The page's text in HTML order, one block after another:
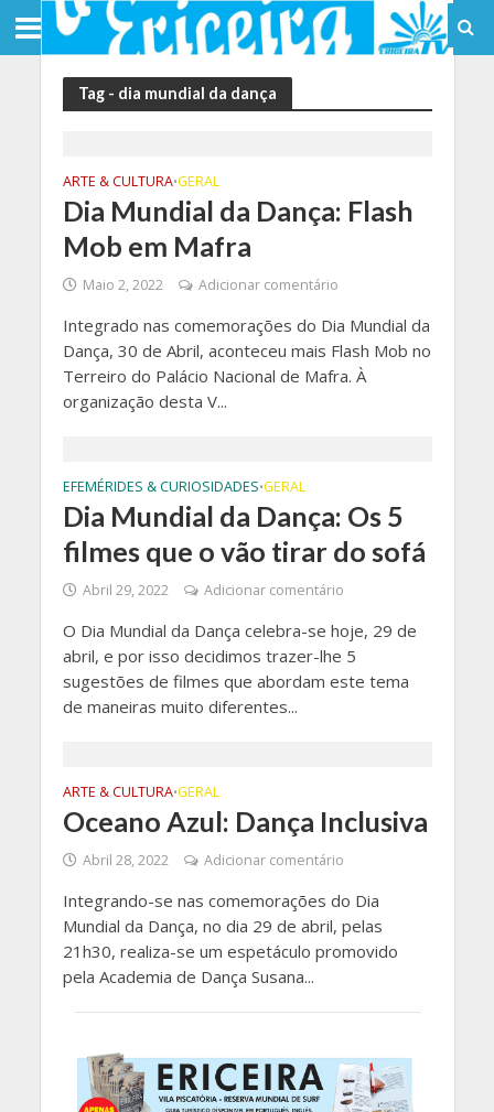
Tag - dia mundial da dança
ARTE & CULTURA•GERAL
Dia Mundial da Dança: Flash
Mob em Mafra
Maio 2, 2022 Adicionar comentário
Integrado nas comemorações do Dia Mundial da
Dança, 30 de Abril, aconteceu mais Flash Mob no
Terreiro do Palácio Nacional de Mafra. À
organização desta V...
EFEMÉRIDES & CURIOSIDADES•GERAL
Dia Mundial da Dança: Os 5
filmes que o vão tirar do sofá
Abril 29, 2022 Adicionar comentário
O Dia Mundial da Dança celebra-se hoje, 29 de
abril, e por isso decidimos trazer-lhe 5
sugestões de filmes que abordam este tema
de maneiras muito diferentes...
ARTE & CULTURA•GERAL
Oceano Azul: Dança Inclusiva
Abril 28, 2022 Adicionar comentário
Integrando-se nas comemorações do Dia
Mundial da Dança, no dia 29 de abril, pelas
21h30, realiza-se um espetáculo promovido
pela Academia de Dança Susana...